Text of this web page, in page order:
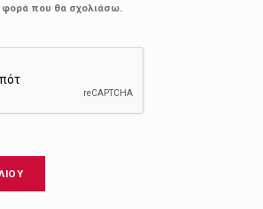
φορά που θα σχολιάσω.